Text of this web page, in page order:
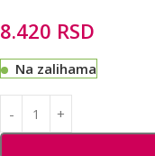
8.420 RSD
Na zalihama
Alternative: